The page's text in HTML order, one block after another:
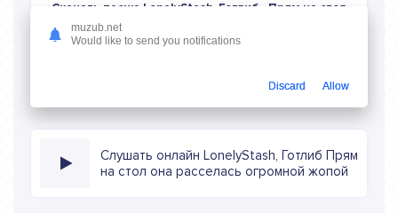
Скачать песню LonelyStash, Готлиб - Прям на стол
она расселась огромной жопой
качество: 320 кбитс) бесплатно или слушать музыку в
Слушать онлайн LonelyStash, Готлиб Прям
на стол она расселась огромной жопой
muzub.net
Would like to send you notifications
Discard Allow